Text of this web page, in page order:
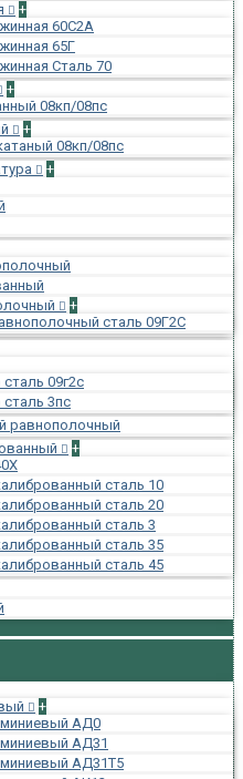
+
60С2А
65Г
Сталь 70
+
08кп/08пс
+
08кп/08пс
+
+
сталь 09Г2С
09г2с
3пс
равнополочный
+
сталь 10
сталь 20
сталь 3
сталь 35
сталь 45
+
АД0
АД31
АД31Т5